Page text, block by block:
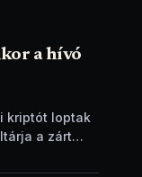
a hívó
kriptót loptak
a zárt